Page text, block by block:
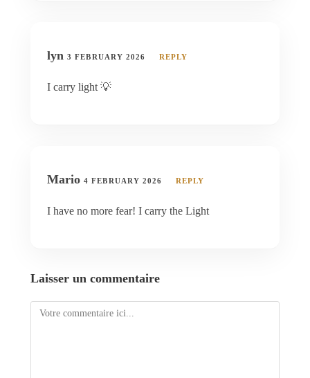
lyn 3 FEBRUARY 2026 REPLY
I carry light 💡
Mario 4 FEBRUARY 2026 REPLY
I have no more fear! I carry the Light
Laisser un commentaire